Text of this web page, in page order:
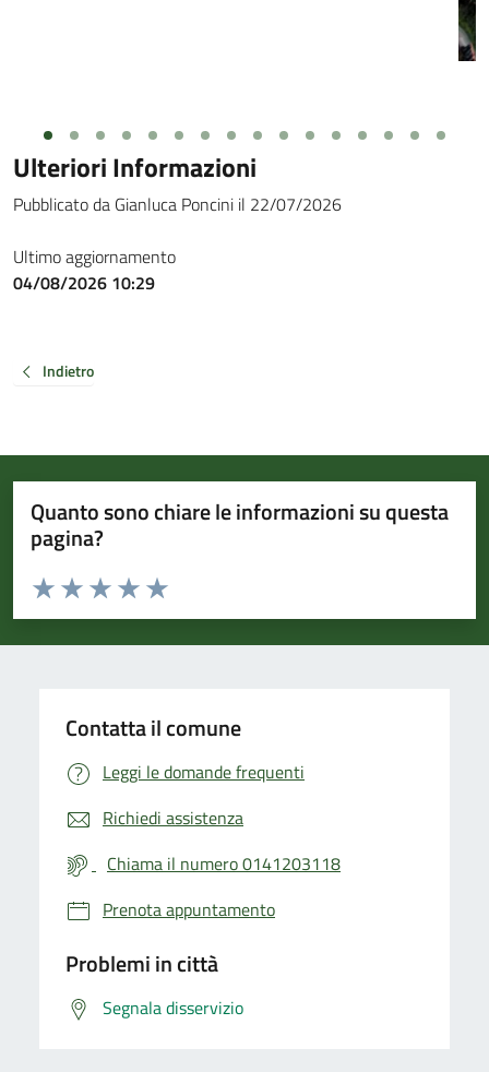
Ulteriori Informazioni
Pubblicato da Gianluca Poncini il 22/07/2026
Ultimo aggiornamento
04/08/2026 10:29
Indietro
Quanto sono chiare le informazioni su questa
pagina?
Valuta da 1 a 5 stelle la pagina
Valuta 5 stelle su 5
Valuta 4 stelle su 5
Valuta 3 stelle su 5
Valuta 2 stelle su 5
Valuta 1 stelle su 5
Contatta il comune
Leggi le domande frequenti
Richiedi assistenza
Chiama il numero 0141203118
Prenota appuntamento
Problemi in città
Segnala disservizio